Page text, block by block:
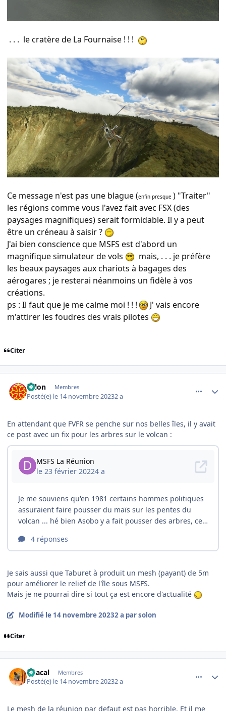
. . . le cratère de La Fournaise ! ! !
Ce message n'est pas une blague (enfin presque ) "Traiter"
les régions comme vous l'avez fait avec FSX (des
paysages magnifiques) serait formidable. Il y a peut
être un créneau à saisir ?
J'ai bien conscience que MSFS est d'abord un
magnifique simulateur de vols
mais, . . . je préfère
les beaux paysages aux chariots à bagages des
aérogares ; je resterai néanmoins un fidèle à vos
créations.
ps : Il faut que je me calme moi ! ! !
J' vais encore
m'attirer les foudres des vrais pilotes
Citer
solon Membres
Posté(e) le 14 novembre 20232 a
En attendant que FVFR se penche sur nos belles îles, il y avait
ce post avec un fix pour les arbres sur le volcan :
Je sais aussi que Taburet à produit un mesh (payant) de 5m
pour améliorer le relief de l'île sous MSFS.
Mais je ne pourrai dire si tout ça est encore d'actualité
Modifié le 14 novembre 20232 a par solon
Citer
Chacal Membres
Posté(e) le 14 novembre 20232 a
Le mesh de la réunion par defaut est pas horrible. Et il me